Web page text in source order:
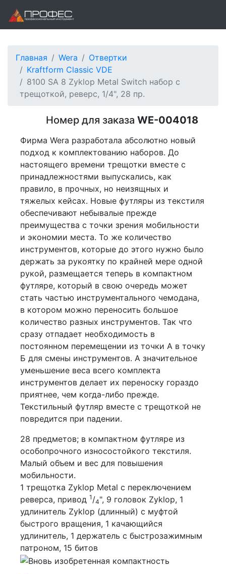
Главная Wera
Отвертки
Kraftform Classic VDE
8100 SA 8 Zyklop Metal Switch набор с
трещоткой, реверс, 1/4", 28 пр.
Номер для заказа WE-004018
Фирма Wera разработала абсолютно новый
подход к комплектованию наборов. До
настоящего времени трещотки вместе с
принадлежностями выпускались, как
правило, в прочных, но неизящных и
тяжелых кейсах. Новые футляры из текстиля
обеспечивают небывалые прежде
преимущества с точки зрения мобильности
и экономии места. То же количество
инструментов, которые до этого нужно было
держать за рукоятку по крайней мере одной
рукой, размещается теперь в компактном
футляре, который в свою очередь может
стать частью инструментального чемодана,
в котором можно переносить большое
количество разных инструментов. Так что
сразу отпадает необходимость в
постоянном перемещении из точки А в точку
Б для смены инструментов. А значительное
уменьшение веса всего комплекта
инструментов делает их переноску гораздо
приятнее, чем когда-либо прежде.
Текстильный футляр вместе с трещоткой не
повредится при падении.
28 предметов; в компактном футляре из
особопрочного износостойкого текстиля.
Малый объем и вес для повышения
мобильности.
1 трещотка Zyklop Metal с переключением
реверса, привод1 /4", 9 головок Zyklop, 1
удлинитель Zyklop (длинный) с муфтой
быстрого вращения, 1 качающийся
удлинитель, 1 держатель с быстрозажимным
патроном, 15 битов